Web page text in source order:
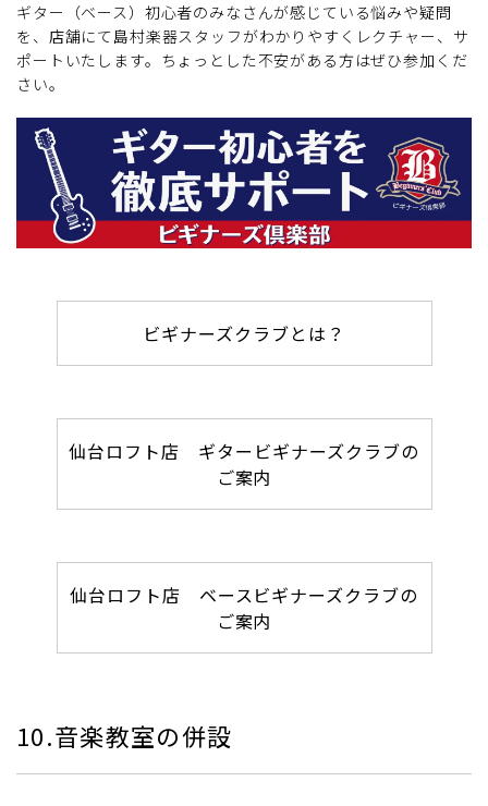
ギター（ベース）初心者のみなさんが感じている悩みや疑問
を、店舗にて島村楽器スタッフがわかりやすくレクチャー、サ
ポートいたします。ちょっとした不安がある方はぜひ参加くだ
さい。
ビギナーズクラブとは？
仙台ロフト店 ギタービギナーズクラブの
ご案内
仙台ロフト店 ベースビギナーズクラブの
ご案内
10.音楽教室の併設